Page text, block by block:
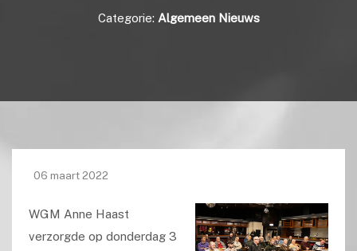
Categorie: Algemeen Nieuws
06 maart 2022
WGM Anne Haast
verzorgde op donderdag 3